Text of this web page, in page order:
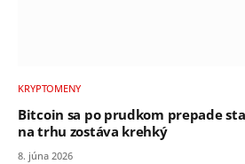
KRYPTOMENY
Bitcoin sa po prudkom prepade
na trhu zostáva krehký
8. júna 2026